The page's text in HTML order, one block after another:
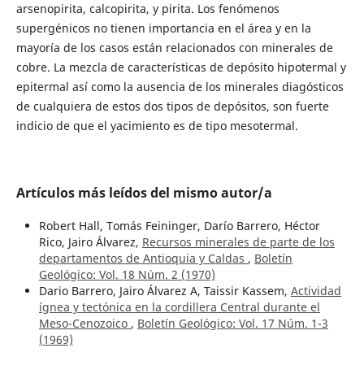
arsenopirita, calcopirita, y pirita. Los fenómenos
supergénicos no tienen importancia en el área y en la
mayoría de los casos están relacionados con minerales de
cobre. La mezcla de características de depósito hipotermal y
epitermal así como la ausencia de los minerales diagósticos
de cualquiera de estos dos tipos de depósitos, son fuerte
indicio de que el yacimiento es de tipo mesotermal.
Artículos más leídos del mismo autor/a
Robert Hall, Tomás Feininger, Darío Barrero, Héctor
Rico, Jairo Álvarez, Recursos minerales de parte de los
departamentos de Antioquia y Caldas , Boletín
Geológico: Vol. 18 Núm. 2 (1970)
Dario Barrero, Jairo Álvarez A, Taissir Kassem, Actividad
ígnea y tectónica en la cordillera Central durante el
Meso-Cenozoico , Boletín Geológico: Vol. 17 Núm. 1-3
(1969)